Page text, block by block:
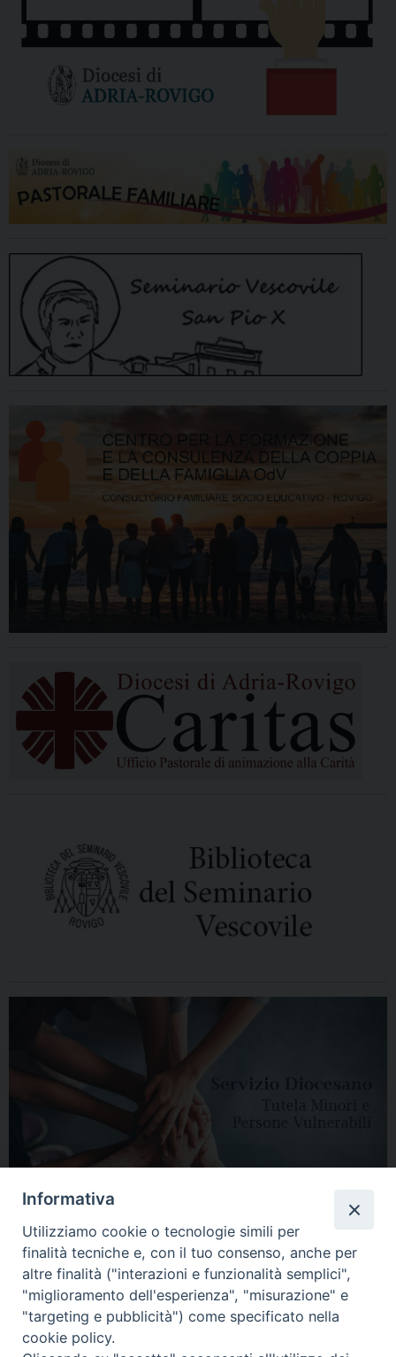
HOME DIOCESI VESCOVO CURIA VESCOVILE NEWS
Informativa
Utilizziamo cookie o tecnologie simili per
finalità tecniche e, con il tuo consenso, anche per
altre finalità ("interazioni e funzionalità semplici",
"miglioramento dell'esperienza", "misurazione" e
"targeting e pubblicità") come specificato nella
cookie policy.